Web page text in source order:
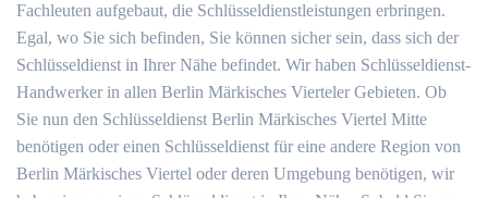
Fachleuten aufgebaut, die Schlüsseldienstleistungen erbringen.
Egal, wo Sie sich befinden, Sie können sicher sein, dass sich der
Schlüsseldienst in Ihrer Nähe befindet. Wir haben Schlüsseldienst-
Handwerker in allen Berlin Märkisches Vierteler Gebieten. Ob
Sie nun den Schlüsseldienst Berlin Märkisches Viertel Mitte
benötigen oder einen Schlüsseldienst für eine andere Region von
Berlin Märkisches Viertel oder deren Umgebung benötigen, wir